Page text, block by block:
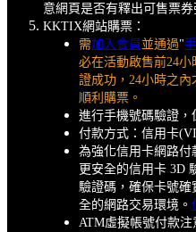
意網頁是否有釋出可售票券
KKTIX網站購票：
需加入會員 並通過"
必在活動啟售前24
證成功，24小時之
順利購票。
進行手機號碼驗證，
付款方式：信用卡
為強化信用卡網路
更安全的信用卡 3D
驗證碼，確保卡號確
全的網路交易環境。
ATM虛擬帳號付款